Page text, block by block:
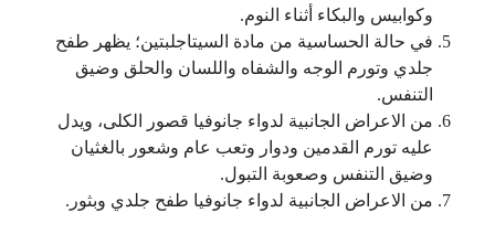
وكوابيس والبكاء أثناء النوم.
في حالة الحساسية من مادة السيتاجلبتين؛ يظهر طفح
جلدي وتورم الوجه والشفاه واللسان والحلق وضيق
التنفس.
من الاعراض الجانبية لدواء جانوفيا قصور الكلى، ويدل
عليه تورم القدمين ودوار وتعب عام وشعور بالغثيان
وضيق التنفس وصعوبة التبول.
من الاعراض الجانبية لدواء جانوفيا طفح جلدي وبثور.